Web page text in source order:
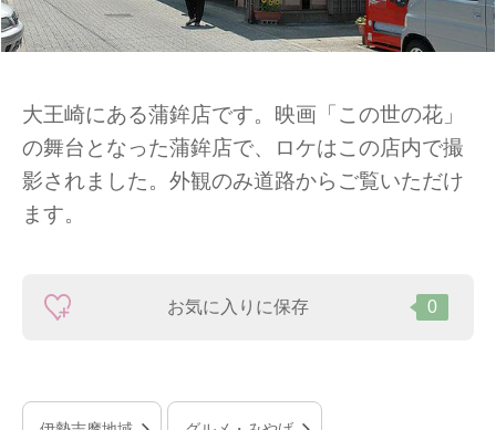
大王崎にある蒲鉾店です。映画「この世の花」
の舞台となった蒲鉾店で、ロケはこの店内で撮
影されました。外観のみ道路からご覧いただけ
ます。
お気に入りに保存 0